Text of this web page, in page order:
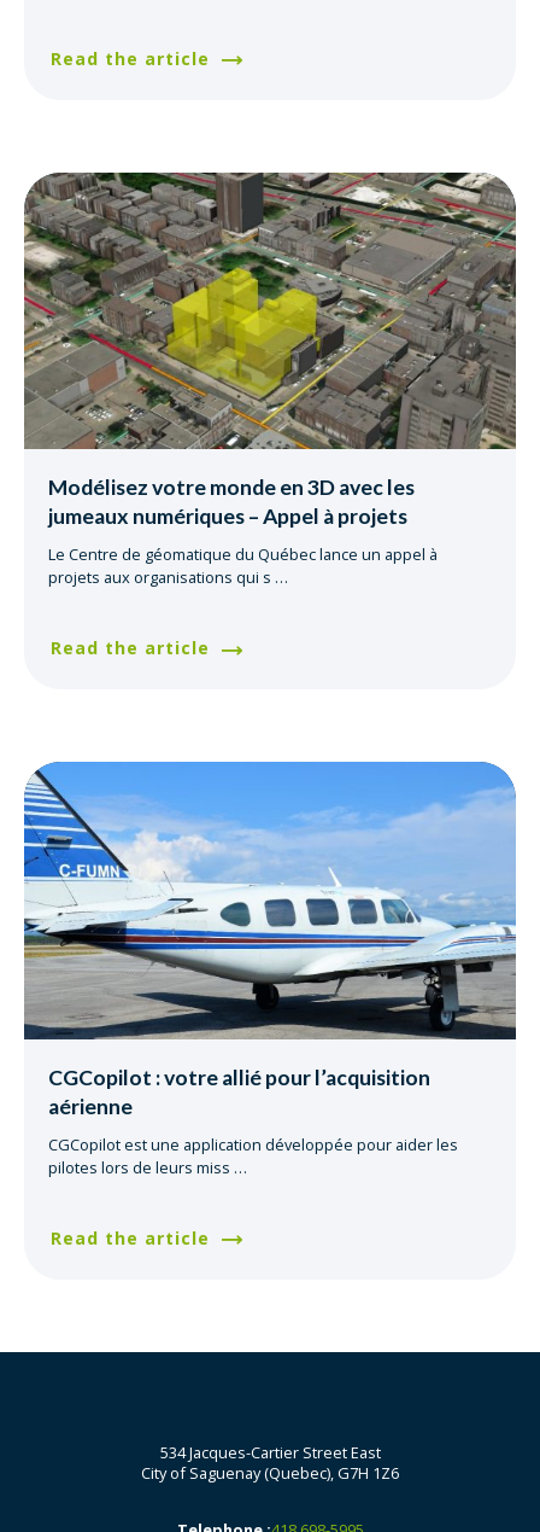
Read the article
Modélisez votre monde en 3D avec les
jumeaux numériques – Appel à projets
Le Centre de géomatique du Québec lance un appel à
projets aux organisations qui s …
Read the article
CGCopilot : votre allié pour l’acquisition
aérienne
CGCopilot est une application développée pour aider les
pilotes lors de leurs miss …
Read the article
534 Jacques-Cartier Street East
City of Saguenay (Quebec), G7H 1Z6